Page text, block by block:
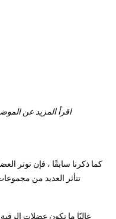
اقرأ المزيد عن
كما ذكرنا سابقًا ، فإن توتر
تتأثر العديد من
غالبًا ما تكون عضلات